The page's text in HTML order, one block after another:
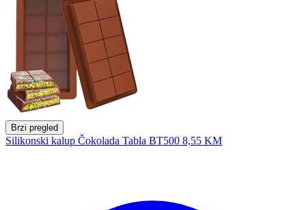
Brzi pregled
Silikonski kalup Čokolada Tabla BT500 8,55 KM